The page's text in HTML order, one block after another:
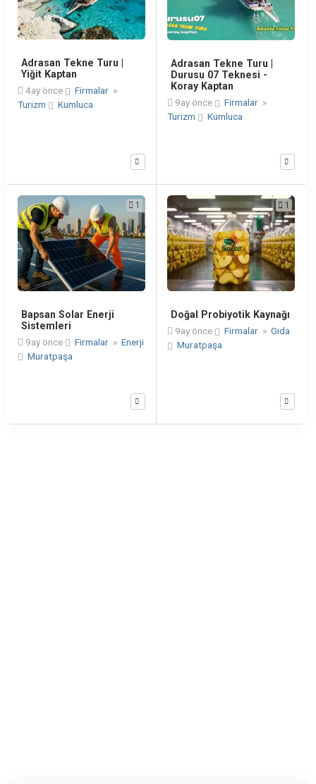
Adrasan Tekne Turu |
Yiğit Kaptan
4ay önce
Firmalar »
Turizm
Kumluca
Adrasan Tekne Turu |
Durusu 07 Teknesi -
Koray Kaptan
9ay önce
Firmalar »
Turizm
Kumluca
1
Bapsan Solar Enerji
Sistemleri
9ay önce
Firmalar » Enerji
Muratpaşa
1
Doğal Probiyotik Kaynağı
9ay önce
Firmalar » Gıda
Muratpaşa